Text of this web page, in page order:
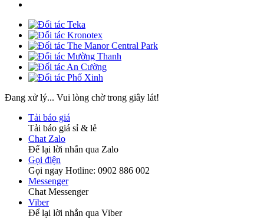
Đang xử lý... Vui lòng chờ trong giây lát!
Tải báo giá
Tải báo giá sỉ & lẻ
Chat Zalo
Để lại lời nhắn qua Zalo
Gọi điện
Gọi ngay Hotline: 0902 886 002
Messenger
Chat Messenger
Viber
Để lại lời nhắn qua Viber